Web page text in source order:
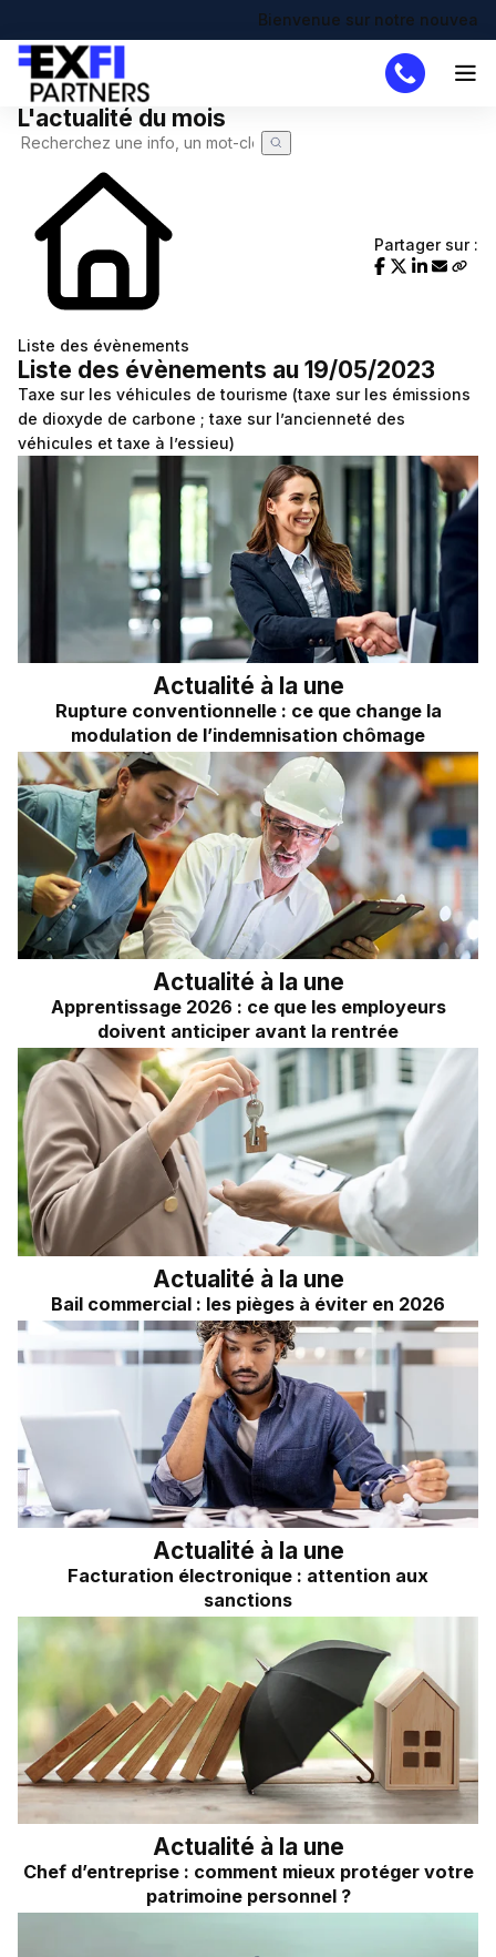
Bienvenue sur notre nouveau site !
Cabinet
Missions
DAF
Créateur
Simulateurs
Recherche de code APE
Chômage partiel
RTT
Frais kilométriques
Revenu du dirigeant
Impôts sur les sociétés
Dividendes
Actualité à la une
Calendrier fiscal
Infographie RSE du mois
Transformation digitale
Quizz RH&VOUS ?
Bien-être en entreprise
Place à l'Expert
Sondage du mois
Demande de devis
L'actualité du mois
Liste des évènements
Partager sur :
Liste des évènements au 19/05/2023
Taxe sur les véhicules de tourisme (taxe sur les émissions
de dioxyde de carbone ; taxe sur l’ancienneté des
véhicules et taxe à l’essieu)
Actualité à la une
Rupture conventionnelle : ce que change la
modulation de l’indemnisation chômage
Actualité à la une
Apprentissage 2026 : ce que les employeurs
doivent anticiper avant la rentrée
Actualité à la une
Bail commercial : les pièges à éviter en 2026
Actualité à la une
Facturation électronique : attention aux
sanctions
Actualité à la une
Chef d’entreprise : comment mieux protéger votre
patrimoine personnel ?